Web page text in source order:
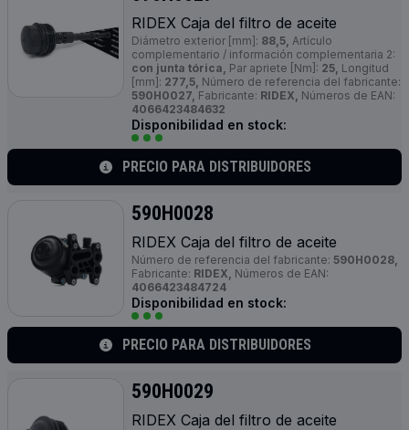
RIDEX Caja del filtro de aceite
Diámetro exterior [mm]: 88,5, Artículo
complementario / información complementaria 2:
con junta tórica, Par apriete [Nm]: 25, Longitud
[mm]: 277,5, Número de referencia del fabricante:
590H0027, Fabricante: RIDEX, Números de EAN:
4066423484632
Disponibilidad en stock:
PRECIO PARA DISTRIBUIDORES
590H0028
RIDEX Caja del filtro de aceite
Número de referencia del fabricante: 590H0028,
Fabricante: RIDEX, Números de EAN:
4066423484724
Disponibilidad en stock:
PRECIO PARA DISTRIBUIDORES
590H0029
RIDEX Caja del filtro de aceite